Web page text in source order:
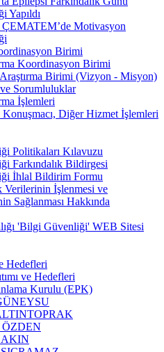
Yapıldı
Motivasyon
Birimi
Koordinasyon Birimi
Birimi (Vizyon - Misyon)
Sorumluluklar
İşlemleri
Konuşmacı, Diğer Hizmet İşlemleri
Politikaları Kılavuzu
Farkındalık Bildirgesi
İhlal Bildirim Formu
Verilerinin İşlenmesi ve
Sağlanması Hakkında
'Bilgi Güvenliği' WEB Sitesi
Hedefleri
ve Hedefleri
Kurulu (EPK)
ÖZDEN
AKIN